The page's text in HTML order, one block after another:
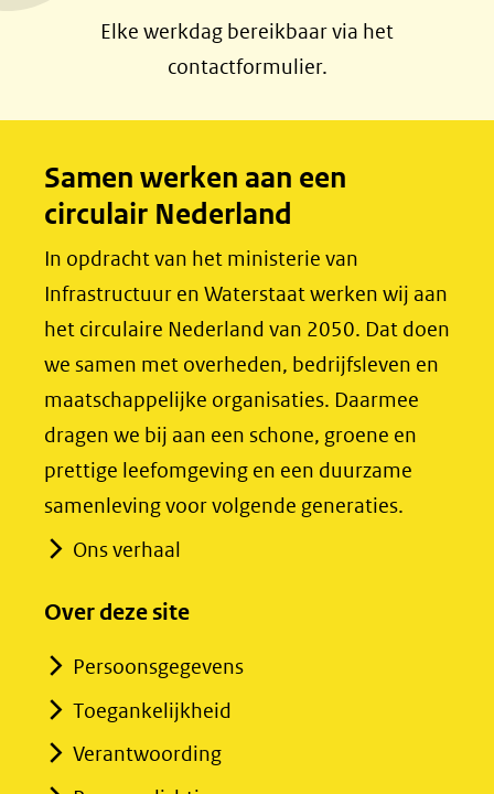
a
b
o
k
(opent
nieuw
naar
een
andere
website)
n
e
I
n
(opent
in
nieuw
naar
een
andere
website)
Elke werkdag bereikbaar via het
contactformulier.
Samen werken aan een
circulair Nederland
In opdracht van het ministerie van
Infrastructuur en Waterstaat werken wij aan
het circulaire Nederland van 2050. Dat doen
we samen met overheden, bedrijfsleven en
maatschappelijke organisaties. Daarmee
dragen we bij aan een schone, groene en
prettige leefomgeving en een duurzame
samenleving voor volgende generaties.
Ons verhaal
Over deze site
Persoonsgegevens
Toegankelijkheid
Verantwoording